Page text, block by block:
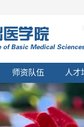
师资队伍 人才